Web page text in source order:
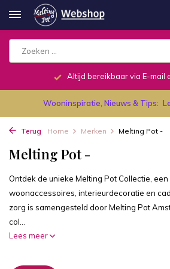
Telefonisch dagelijks van
Wooninspiratie, Nieuws & Tips:
Terug Home Merken Melting Pot -
Melting Pot -
Ontdek de unieke Melting Pot Collectie,
woonaccessoires, interieurdecoratie en
zorg is samengesteld door Melting Pot
col...
Lees meer